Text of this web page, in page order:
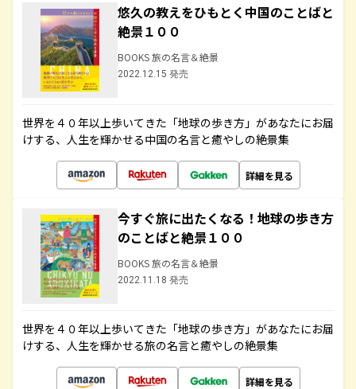
悠久の教えをひもとく中国のことばと
絶景１００
BOOKS 旅の名言＆絶景
2022.12.15 発売
世界を４０年以上歩いてきた「地球の歩き方」があなたにお届
けする、人生を輝かせる中国の名言と癒やしの絶景集
詳細を見る
今すぐ旅に出たくなる！地球の歩き方
のことばと絶景１００
BOOKS 旅の名言＆絶景
2022.11.18 発売
世界を４０年以上歩いてきた「地球の歩き方」があなたにお届
けする、人生を輝かせる旅の名言と癒やしの絶景集
詳細を見る